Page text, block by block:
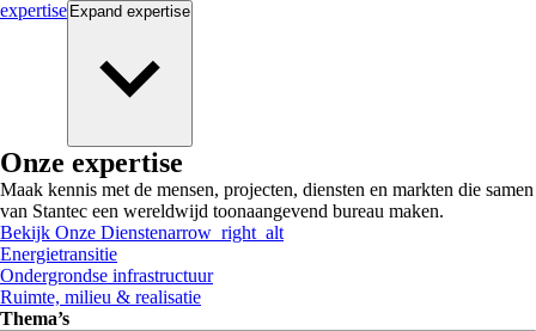
expertise Expand expertise
Onze expertise
Maak kennis met de mensen, projecten, diensten en markten die samen
van Stantec een wereldwijd toonaangevend bureau maken.
Bekijk Onze Dienstenarrow_right_alt
Energietransitie
Ondergrondse infrastructuur
Ruimte, milieu & realisatie
Thema’s